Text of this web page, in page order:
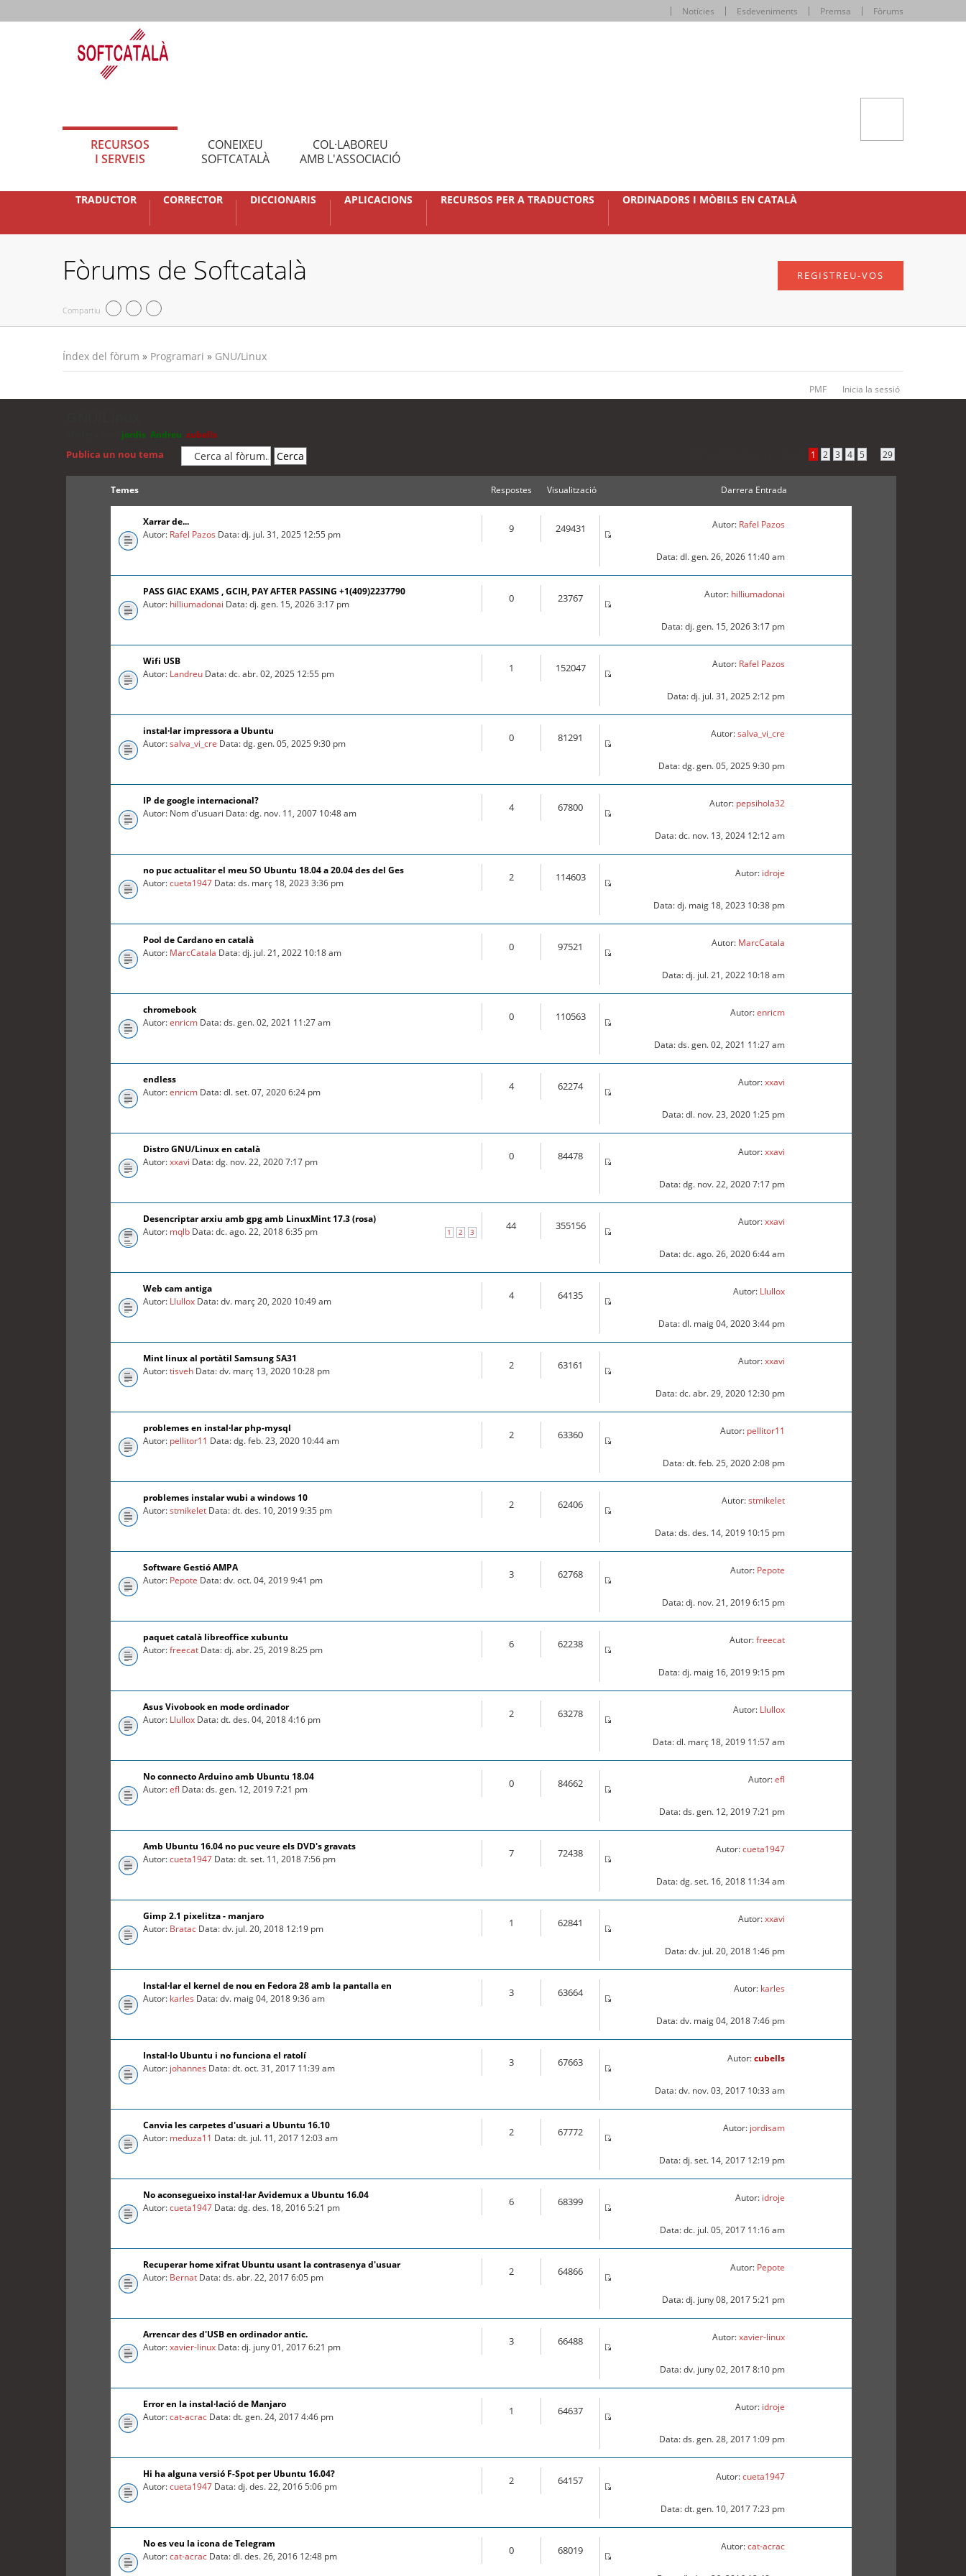
Notícies Esdeveniments Premsa Fòrums
RECURSOS
I SERVEIS
CONEIXEU
SOFTCATALÀ
COL·LABOREU
AMB L'ASSOCIACIÓ
TRADUCTOR CORRECTOR DICCIONARIS APLICACIONS RECURSOS PER A TRADUCTORS ORDINADORS I MÒBILS EN CATALÀ
Fòrums de Softcatalà
Compartiu
REGISTREU-VOS
Índex del fòrum » Programari » GNU/Linux
PMF Inicia la sessió
jordis Andreu cubells
Publica un nou tema 1 2 3 4 5 29
Temes Respostes Visualització Darrera Entrada
Xarrar de...
Autor: Rafel Pazos Data: dj. jul. 31, 2025 12:55 pm 9 249431 Autor: Rafel Pazos
Data: dl. gen. 26, 2026 11:40 am
PASS GIAC EXAMS , GCIH, PAY AFTER PASSING +1(409)2237790
Autor: hilliumadonai Data: dj. gen. 15, 2026 3:17 pm 0 23767 Autor: hilliumadonai
Data: dj. gen. 15, 2026 3:17 pm
Wifi USB
Autor: Landreu Data: dc. abr. 02, 2025 12:55 pm 1 152047 Autor: Rafel Pazos
Data: dj. jul. 31, 2025 2:12 pm
instal·lar impressora a Ubuntu
Autor:salva_vi_cre Data: dg. gen. 05, 2025 9:30 pm 0 81291 Autor:salva_vi_cre
Data: dg. gen. 05, 2025 9:30 pm
IP de google internacional?
Autor: Nom d'usuari Data: dg. nov. 11, 2007 10:48 am
4 67800 Autor: pepsihola32
Data: dc. nov. 13, 2024 12:12 am
no puc actualitar el meu SO Ubuntu 18.04 a 20.04 des del Ges
Autor:cueta1947 Data: ds. març 18, 2023 3:36 pm 2 114603 Autor: idroje
Data: dj. maig 18, 2023 10:38 pm
Pool de Cardano en català
Autor: MarcCatala Data: dj. jul. 21, 2022 10:18 am 0 97521 Autor: MarcCatala
Data: dj. jul. 21, 2022 10:18 am
chromebook
Autor:enricm Data: ds. gen. 02, 2021 11:27 am 0 110563 Autor:enricm
Data: ds. gen. 02, 2021 11:27 am
endless
Autor:enricm Data: dl. set. 07, 2020 6:24 pm 4 62274 Autor:xxavi
Data: dl. nov. 23, 2020 1:25 pm
Distro GNU/Linux en català
Autor:xxavi Data: dg. nov. 22, 2020 7:17 pm 0 84478 Autor:xxavi
Data: dg. nov. 22, 2020 7:17 pm
Desencriptar arxiu amb gpg amb LinuxMint 17.3 (rosa)
1 2 3
Autor: mqlb Data: dc. ago. 22, 2018 6:35 pm 44 355156 Autor:xxavi
Data: dc. ago. 26, 2020 6:44 am
Web cam antiga
Autor: Llullox Data: dv. març 20, 2020 10:49 am 4 64135 Autor: Llullox
Data: dl. maig 04, 2020 3:44 pm
Mint linux al portàtil Samsung SA31
Autor:tisveh Data: dv. març 13, 2020 10:28 pm 2 63161 Autor:xxavi
Data: dc. abr. 29, 2020 12:30 pm
problemes en instal·lar php-mysql
Autor: pellitor11 Data: dg. feb. 23, 2020 10:44 am 2 63360 Autor: pellitor11
Data: dt. feb. 25, 2020 2:08 pm
problemes instalar wubi a windows 10
Autor:stmikelet Data: dt. des. 10, 2019 9:35 pm 2 62406 Autor:stmikelet
Data: ds. des. 14, 2019 10:15 pm
Software Gestió AMPA
Autor: Pepote Data: dv. oct. 04, 2019 9:41 pm 3 62768 Autor: Pepote
Data: dj. nov. 21, 2019 6:15 pm
paquet català libreoffice xubuntu
Autor:freecat Data: dj. abr. 25, 2019 8:25 pm 6 62238 Autor:freecat
Data: dj. maig 16, 2019 9:15 pm
Asus Vivobook en mode ordinador
Autor: Llullox Data: dt. des. 04, 2018 4:16 pm 2 63278 Autor: Llullox
Data: dl. març 18, 2019 11:57 am
No connecto Arduino amb Ubuntu 18.04
Autor:efl Data: ds. gen. 12, 2019 7:21 pm 0 84662 Autor:efl
Data: ds. gen. 12, 2019 7:21 pm
Amb Ubuntu 16.04 no puc veure els DVD's gravats
Autor:cueta1947 Data: dt. set. 11, 2018 7:56 pm 7 72438 Autor:cueta1947
Data: dg. set. 16, 2018 11:34 am
Gimp 2.1 pixelitza - manjaro
Autor: Bratac Data: dv. jul. 20, 2018 12:19 pm 1 62841 Autor:xxavi
Data: dv. jul. 20, 2018 1:46 pm
Instal·lar el kernel de nou en Fedora 28 amb la pantalla en
Autor: karles Data: dv. maig 04, 2018 9:36 am 3 63664 Autor: karles
Data: dv. maig 04, 2018 7:46 pm
Instal·lo Ubuntu i no funciona el ratolí
Autor: johannes Data: dt. oct. 31, 2017 11:39 am 3 67663 Autor:cubells
Data: dv. nov. 03, 2017 10:33 am
Canvia les carpetes d'usuari a Ubuntu 16.10
Autor: meduza11 Data: dt. jul. 11, 2017 12:03 am 2 67772 Autor: jordisam
Data: dj. set. 14, 2017 12:19 pm
No aconsegueixo instal·lar Avidemux a Ubuntu 16.04
Autor:cueta1947 Data: dg. des. 18, 2016 5:21 pm 6 68399 Autor: idroje
Data: dc. jul. 05, 2017 11:16 am
Recuperar home xifrat Ubuntu usant la contrasenya d'usuar
Autor: Bernat Data: ds. abr. 22, 2017 6:05 pm 2 64866 Autor: Pepote
Data: dj. juny 08, 2017 5:21 pm
Arrencar des d'USB en ordinador antic.
Autor:xavier-linux Data: dj. juny 01, 2017 6:21 pm 3 66488 Autor:xavier-linux
Data: dv. juny 02, 2017 8:10 pm
Error en la instal·lació de Manjaro
Autor:cat-acrac Data: dt. gen. 24, 2017 4:46 pm 1 64637 Autor: idroje
Data: ds. gen. 28, 2017 1:09 pm
Hi ha alguna versió F-Spot per Ubuntu 16.04?
Autor:cueta1947 Data: dj. des. 22, 2016 5:06 pm 2 64157 Autor:cueta1947
Data: dt. gen. 10, 2017 7:23 pm
No es veu la icona de Telegram
Autor:cat-acrac Data: dl. des. 26, 2016 12:48 pm 0 68019 Autor:cat-acrac